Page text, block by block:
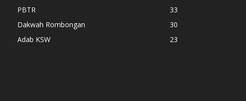
PBTR
33
Dakwah Rombongan
30
Adab KSW
23